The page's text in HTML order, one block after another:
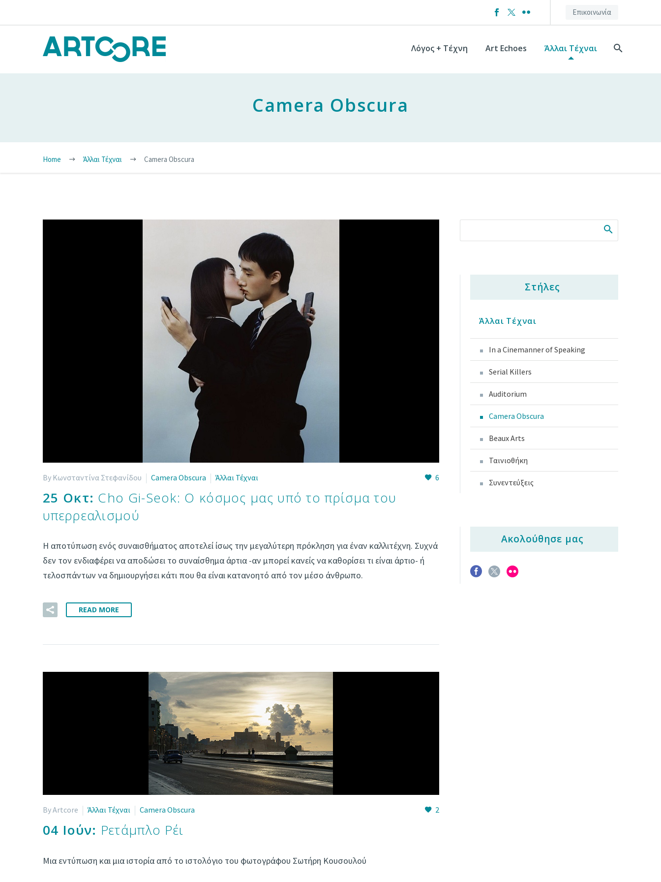
Επικοινωνία
Λόγος + Τέχνη Art Echoes Άλλαι Τέχναι
Camera Obscura
Home Άλλαι Τέχναι Camera Obscura
6
By Κωνσταντίνα Στεφανίδου Camera Obscura Άλλαι Τέχναι
25 Οκτ: Cho Gi-Seok: Ο κόσμος μας υπό το πρίσμα του
υπερρεαλισμού
Η αποτύπωση ενός συναισθήματος αποτελεί ίσως την μεγαλύτερη πρόκληση για έναν καλλιτέχνη. Συχνά
δεν τον ενδιαφέρει να αποδώσει το συναίσθημα άρτια -αν μπορεί κανείς να καθορίσει τι είναι άρτιο- ή
τελοσπάντων να δημιουργήσει κάτι που θα είναι κατανοητό από τον μέσο άνθρωπο.
READ MORE
2
By Artcore Άλλαι Τέχναι Camera Obscura
04 Ιούν: Ρετάμπλο Ρέι
Μια εντύπωση και μια ιστορία από το ιστολόγιο του φωτογράφου Σωτήρη Κουσουλού
Στήλες
Άλλαι Τέχναι
In a Cinemanner of Speaking
Serial Killers
Auditorium
Camera Obscura
Beaux Arts
Ταινιοθήκη
Συνεντεύξεις
Ακολούθησε μας